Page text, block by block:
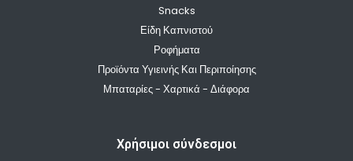
Snacks
Είδη Καπνιστού
Ροφήματα
Προϊόντα Υγιεινής Και Περιποίησης
Μπαταρίες - Χαρτικά - Διάφορα
Χρήσιμοι σύνδεσμοι